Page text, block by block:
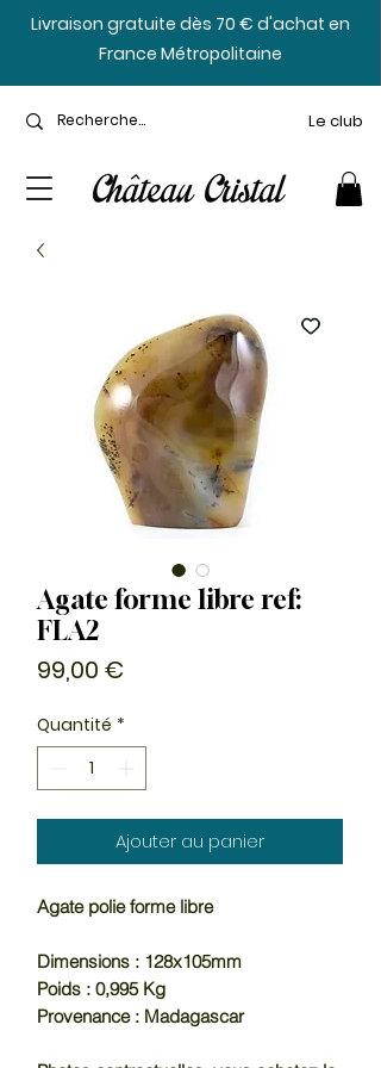
​Livraison gratuite dès 70 € d'achat en
France Métropolitaine
Le club
Agate forme libre ref:
FLA2
99,00 €
Quantité *
Ajouter au panier
Agate polie forme libre
Dimensions : 128x105mm
Poids : 0,995 Kg
Provenance : Madagascar